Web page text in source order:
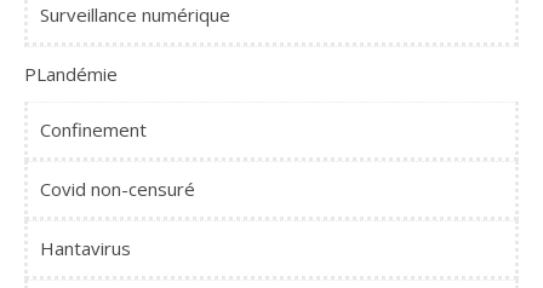
Surveillance numérique
PLandémie
Confinement
Covid non-censuré
Hantavirus